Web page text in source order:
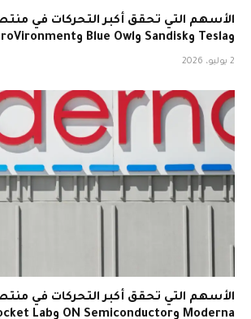
وTesla وSandisk وBlue Owl وAeroVironment والمزيد
2 يوليو، 2026
الأسهم التي تحقق أكبر التحركات في